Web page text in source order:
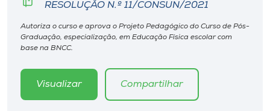
Editora
Rádio
RESOLUÇÃO N.º 11/CONSUN/2021
Autoriza o curso e aprova o Projeto Pedagógico do Curso de Pós-
Graduação, especialização, em Educação Física escolar com
base na BNCC.
Visualizar Compartilhar